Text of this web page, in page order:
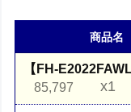
商品名
【FH-
85,797
x1